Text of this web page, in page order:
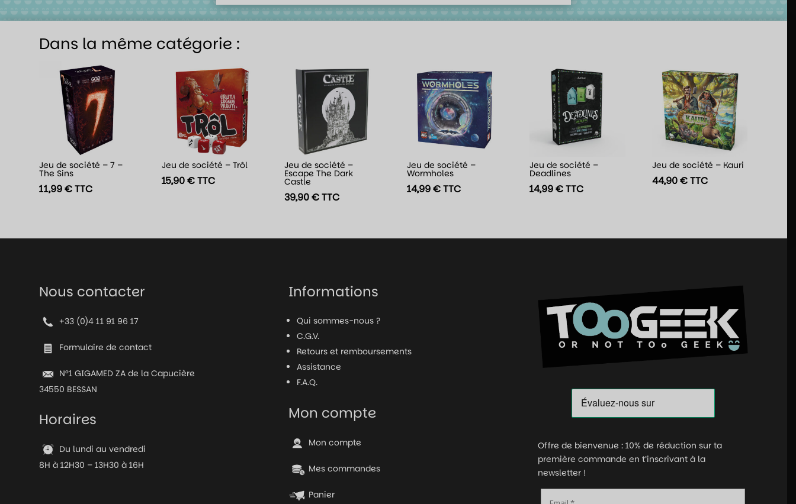
Dans la même catégorie :
Jeu de société – 7 –
The Sins
11,99€TTC
Jeu de société – Trôl
15,90€TTC
Jeu de société –
Escape The Dark
Castle
39,90€TTC
Jeu de société –
Wormholes
14,99€TTC
Jeu de société –
Deadlines
14,99€TTC
Jeu de société – Kauri
44,90€TTC
Nous contacter
+33 (0)4 11 91 96 17
Formulaire de contact
N°1 GIGAMED ZA de la Capucière
34550 BESSAN
Horaires
Du lundi au vendredi
8H à 12H30 – 13H30 à 16H
Informations
Qui sommes-nous ?
C.G.V.
Retours et remboursements
Assistance
F.A.Q.
Mon compte
Mon compte
Mes commandes
Panier
Offre de bienvenue : 10% de réduction sur ta
première commande en t’inscrivant à la
newsletter !